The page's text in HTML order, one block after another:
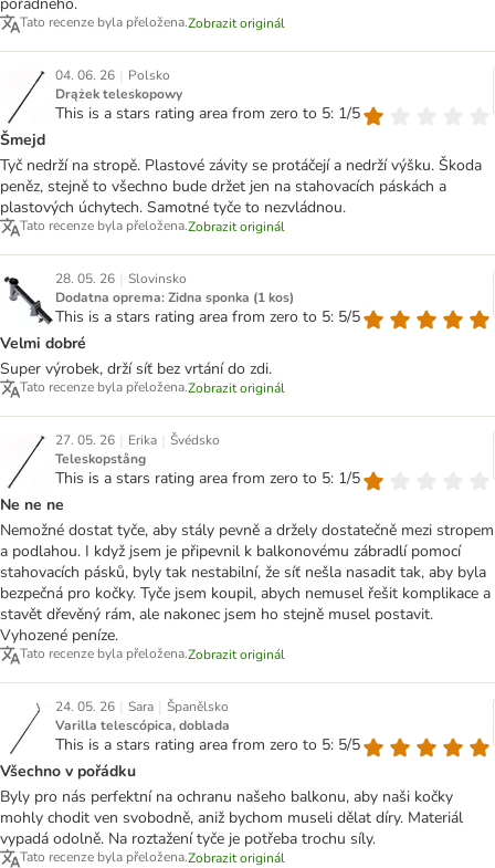
Tato recenze byla přeložena.Zobrazit originál
04. 06. 26 | Polsko
Drążek teleskopowy
This is a stars rating area from zero to 5: 1/5
Šmejd
Tyč nedrží na stropě. Plastové závity se protáčejí a nedrží výšku. Škoda
peněz, stejně to všechno bude držet jen na stahovacích páskách a
plastových úchytech. Samotné tyče to nezvládnou.
Tato recenze byla přeložena.Zobrazit originál
28. 05. 26 | Slovinsko
Dodatna oprema: Zidna sponka (1 kos)
This is a stars rating area from zero to 5: 5/5
Velmi dobré
Super výrobek, drží síť bez vrtání do zdi.
Tato recenze byla přeložena.Zobrazit originál
27. 05. 26 | Erika | Švédsko
Teleskopstång
This is a stars rating area from zero to 5: 1/5
Ne ne ne
Nemožné dostat tyče, aby stály pevně a držely dostatečně mezi stropem
a podlahou. I když jsem je připevnil k balkonovému zábradlí pomocí
stahovacích pásků, byly tak nestabilní, že síť nešla nasadit tak, aby byla
bezpečná pro kočky. Tyče jsem koupil, abych nemusel řešit komplikace a
stavět dřevěný rám, ale nakonec jsem ho stejně musel postavit.
Vyhozené peníze.
Tato recenze byla přeložena.Zobrazit originál
24. 05. 26 | Sara | Španělsko
Varilla telescópica, doblada
This is a stars rating area from zero to 5: 5/5
Všechno v pořádku
Byly pro nás perfektní na ochranu našeho balkonu, aby naši kočky
mohly chodit ven svobodně, aniž bychom museli dělat díry. Materiál
vypadá odolně. Na roztažení tyče je potřeba trochu síly.
Tato recenze byla přeložena.Zobrazit originál